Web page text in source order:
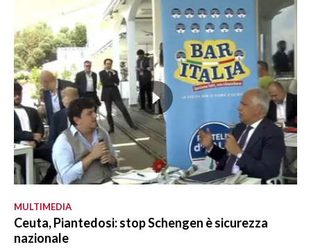
MULTIMEDIA
Ceuta, Piantedosi: stop Schengen è sicurezza
nazionale